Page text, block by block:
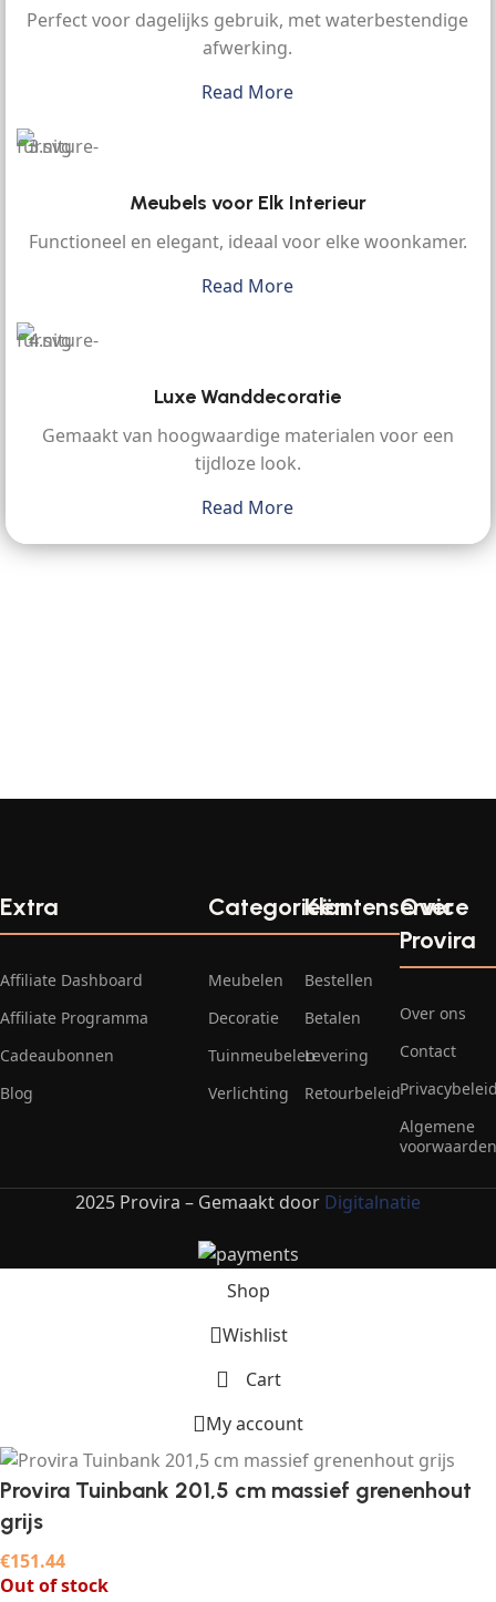
Perfect voor dagelijks gebruik, met waterbestendige
afwerking.
Read More
Meubels voor Elk Interieur
Functioneel en elegant, ideaal voor elke woonkamer.
Read More
Luxe Wanddecoratie
Gemaakt van hoogwaardige materialen voor een
tijdloze look.
Read More
Extra
Affiliate Dashboard
Affiliate Programma
Cadeaubonnen
Blog
Categorieën
Meubelen
Decoratie
Tuinmeubelen
Verlichting
Klantenservice
Bestellen
Betalen
Levering
Retourbeleid
Over
Provira
Over ons
Contact
Algemene
2025 Provira – Gemaakt door Digitalnatie
Shop
Wishlist
Cart
My account
Provira Tuinbank 201,5 cm massief grenenhout
grijs
€151.44
Out of stock